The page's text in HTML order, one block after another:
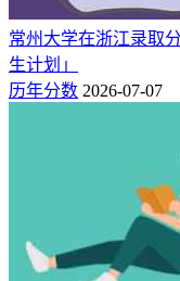
常州大学在浙江录取
生计划」
历年分数 2026-07-07